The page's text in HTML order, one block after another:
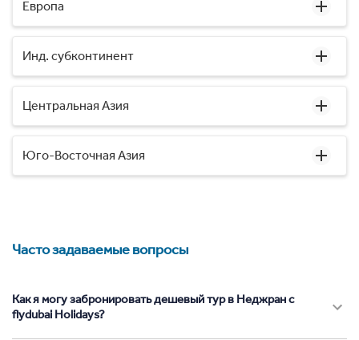
Европа
Инд. субконтинент
Центральная Азия
Юго-Восточная Азия
Часто задаваемые вопросы
Как я могу забронировать дешевый тур в Неджран с
flydubai Holidays?